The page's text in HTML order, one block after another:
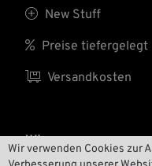
Wir verwenden Cookies zur
 New Stuff
 Preise tiefergelegt
 Versandkosten
Wir